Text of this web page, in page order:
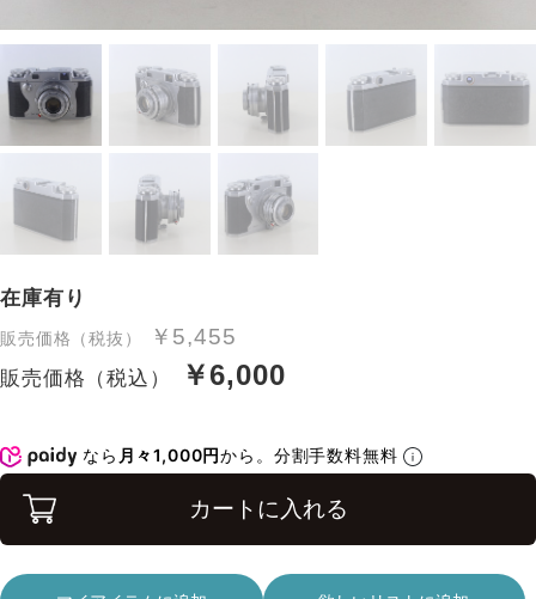
在庫有り
販売価格（税抜） ￥5,455
販売価格（税込） ￥6,000
なら 月々1,000円から。分割手数料無料
カートに入れる